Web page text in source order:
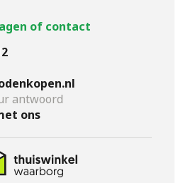
of contact
antwoord
ons